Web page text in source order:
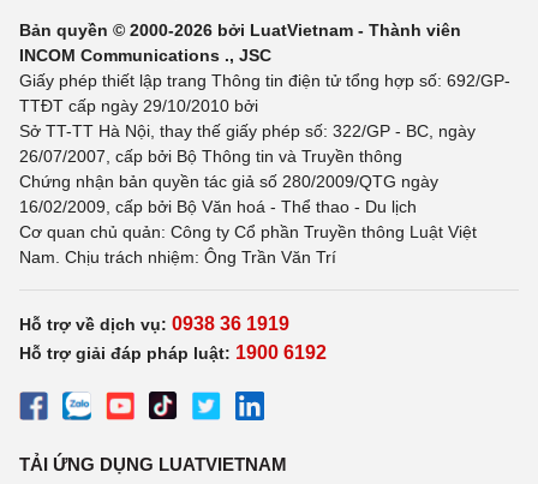
Bản quyền © 2000-2026 bởi LuatVietnam - Thành viên
INCOM Communications ., JSC
Giấy phép thiết lập trang Thông tin điện tử tổng hợp số: 692/GP-
TTĐT cấp ngày 29/10/2010 bởi
Sở TT-TT Hà Nội, thay thế giấy phép số: 322/GP - BC, ngày
26/07/2007, cấp bởi Bộ Thông tin và Truyền thông
Chứng nhận bản quyền tác giả số 280/2009/QTG ngày
16/02/2009, cấp bởi Bộ Văn hoá - Thể thao - Du lịch
Cơ quan chủ quản: Công ty Cổ phần Truyền thông Luật Việt
Nam. Chịu trách nhiệm: Ông Trần Văn Trí
Hỗ trợ về dịch vụ: 0938 36 1919
Hỗ trợ giải đáp pháp luật: 1900 6192
TẢI ỨNG DỤNG LUATVIETNAM